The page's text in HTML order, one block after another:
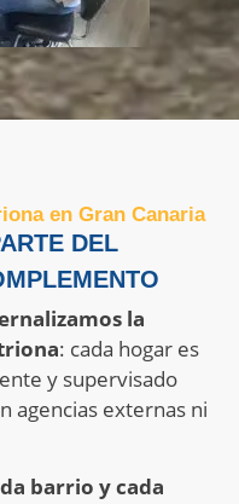
en Gran Canaria
DEL
la
: cada hogar es
y supervisado
agencias externas ni
barrio y cada